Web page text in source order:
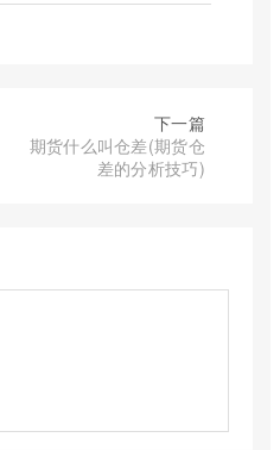
下一篇
期货什么叫仓差(期货仓
差的分析技巧)